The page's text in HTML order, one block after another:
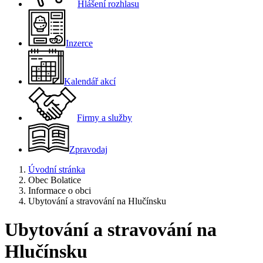
Hlášení rozhlasu
Inzerce
Kalendář akcí
Firmy a služby
Zpravodaj
Úvodní stránka
Obec Bolatice
Informace o obci
Ubytování a stravování na Hlučínsku
Ubytování a stravování na
Hlučínsku